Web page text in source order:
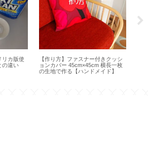
【作り方】ファスナー付きクッシ
ョンカバー 45cm×45cm 横長一枚
の生地で作る【ハンドメイド】
【作り方】直線
っぱり棒に通す
【marimekko